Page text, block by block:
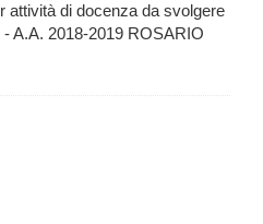
attività di docenza da svolgere
A.A. 2018-2019 ROSARIO